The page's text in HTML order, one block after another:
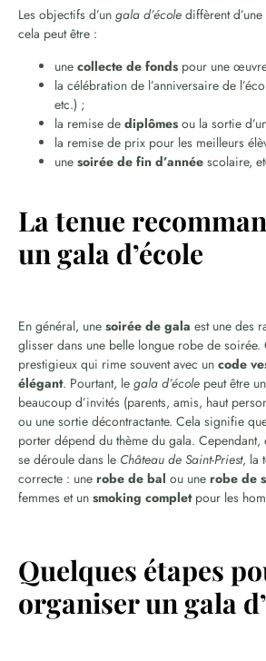
Les objectifs d’un gala d’école diffèrent
cela peut être :
une collecte de fonds pour une
la célébration de l’anniversaire de
etc.) ;
la remise de diplômes ou la sortie
la remise de prix pour les meilleurs
une soirée de fin d’année scolaire,
La tenue
un gala d’école
En général, une soirée de gala est une des
glisser dans une belle longue robe de soirée.
prestigieux qui rime souvent avec un code
élégant. Pourtant, le gala d’école peut être
beaucoup d’invités (parents, amis, haut
ou une sortie décontractante. Cela signifie
porter dépend du thème du gala. Cependant,
se déroule dans le Château de Saint-Priest, la
correcte : une robe de bal ou une robe de
femmes et un smoking completpour les
Quelques étapes
organiser un gala